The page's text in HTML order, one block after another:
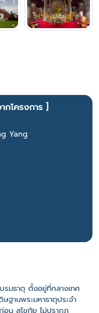
กโครงการ ]
Yang
มธาตุ ตั้งอยู่ที่กลางเทศ
ฐานพระมหาธาตุประจํา
อน สุโขทัย ไม่ปรากฏ